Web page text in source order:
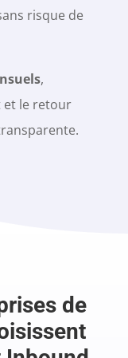
risque de
,
et le retour
de